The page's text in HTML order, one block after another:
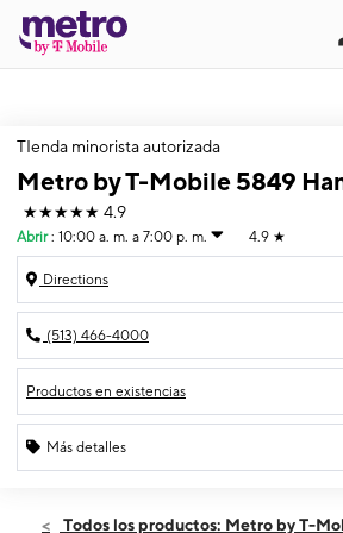
TIenda minorista autorizada
Metro by T-Mobile 5849
★★★★★ 4.9
Abrir : 10:00 a. m. a 7:00 p. m. 4.9 ★
Directions
(513) 466-4000
Productos en existencias
Más detalles
Miérc:10:00 a. m. a 7:00 p. m.
Todos los productos: Metro by T-